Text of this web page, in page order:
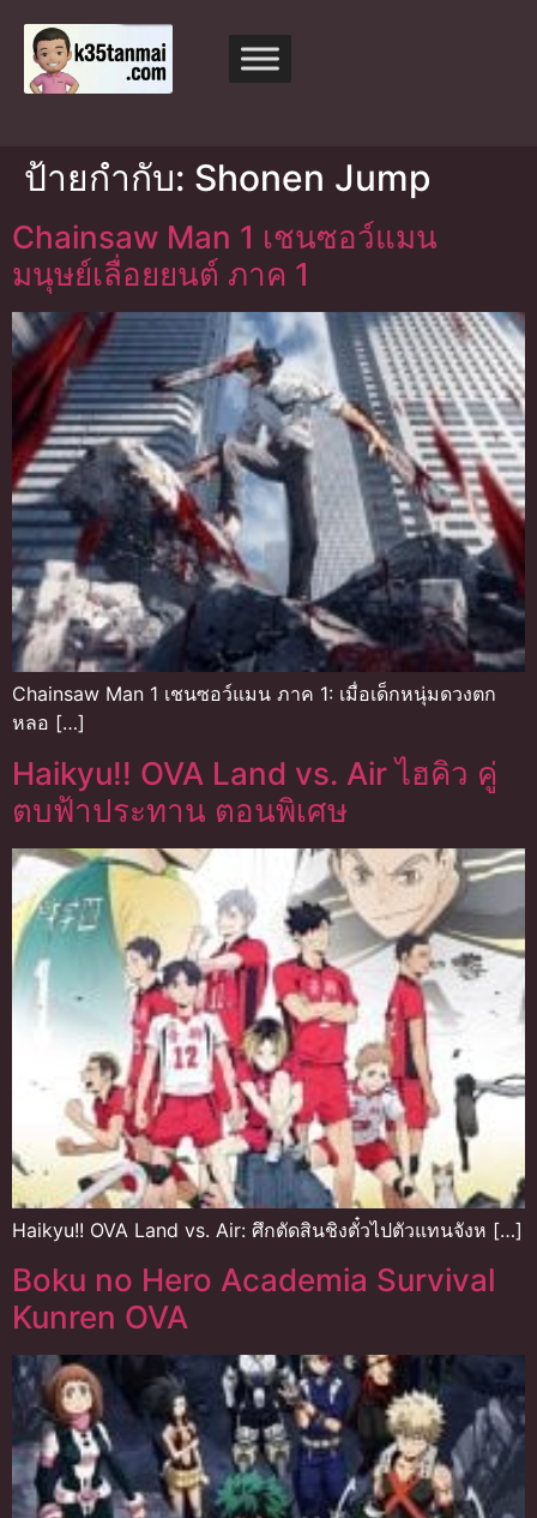
ป้ายกำกับ: Shonen Jump
Chainsaw Man 1 เชนซอว์แมน
มนุษย์เลื่อยยนต์ ภาค 1
Chainsaw Man 1 เชนซอว์แมน ภาค 1: เมื่อเด็กหนุ่มดวงตก
หลอ […]
Haikyu!! OVA Land vs. Air ไฮคิว คู่
ตบฟ้าประทาน ตอนพิเศษ
Haikyu!! OVA Land vs. Air: ศึกตัดสินชิงตั๋วไปตัวแทนจังห […]
Boku no Hero Academia Survival
Kunren OVA